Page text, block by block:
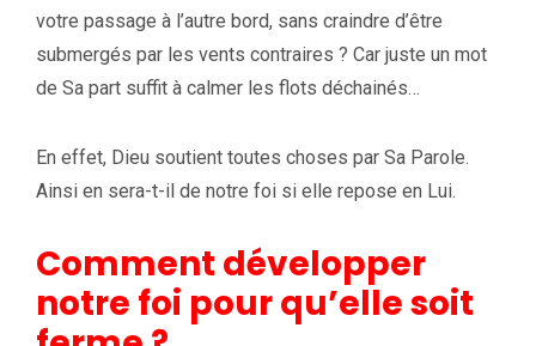
votre passage à l’autre bord, sans craindre d’être
submergés par les vents contraires ? Car juste un mot
de Sa part suffit à calmer les flots déchainés…
En effet, Dieu soutient toutes choses par Sa Parole.
Ainsi en sera-t-il de notre foi si elle repose en Lui.
Comment développer
notre foi pour qu’elle soit